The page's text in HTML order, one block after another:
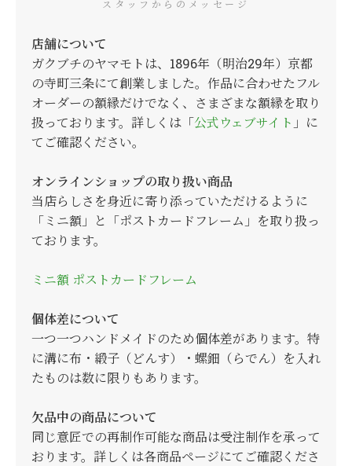
スタッフからのメッセージ
店舗について
ガクブチのヤマモトは、1896年（明治29年）京都
の寺町三条にて創業しました。作品に合わせたフル
オーダーの額縁だけでなく、さまざまな額縁を取り
扱っております。詳しくは「公式ウェブサイト 」に
てご確認ください。
オンラインショップの取り扱い商品
当店らしさを身近に寄り添っていただけるように
「ミニ額」と「ポストカードフレーム」を取り扱っ
ております。
ミニ額 ポストカードフレーム
個体差について
一つ一つハンドメイドのため個体差があります。特
に溝に布・緞子（どんす）・螺鈿（らでん）を入れ
たものは数に限りもあります。
欠品中の商品について
同じ意匠での再制作可能な商品は受注制作を承って
おります。詳しくは各商品ページにてご確認くださ